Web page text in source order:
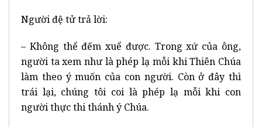
Người đệ tử trả lời:
– Không thể đếm xuể được. Trong xứ của ông,
người ta xem như là phép lạ mỗi khi Thiên Chúa
làm theo ý muốn của con người. Còn ở đây thì
trái lại, chúng tôi coi là phép lạ mỗi khi con
người thực thi thánh ý Chúa.